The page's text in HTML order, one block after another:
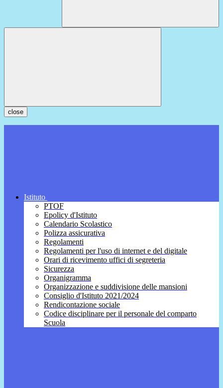
close
Istituto
PTOF
Epolicy d'Istituto
Calendario Scolastico
Polizza assicurativa
Regolamenti
Regolamenti per l'uso di internet e del digitale
Orari di ricevimento uffici di segreteria
Sicurezza
Organigramma
Organizzazione e suddivisione delle mansioni
Consiglio d'Istituto 2021/2024
Rendicontazione sociale
Codice disciplinare per il personale del comparto
Scuola